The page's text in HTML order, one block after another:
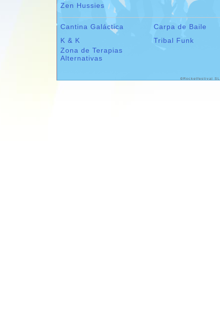
Zen Hussies
Cantina Galáctica
Carpa de Baile
K & K
Tribal Funk
Zona de Terapias
Alternativas
©Rocketfestival